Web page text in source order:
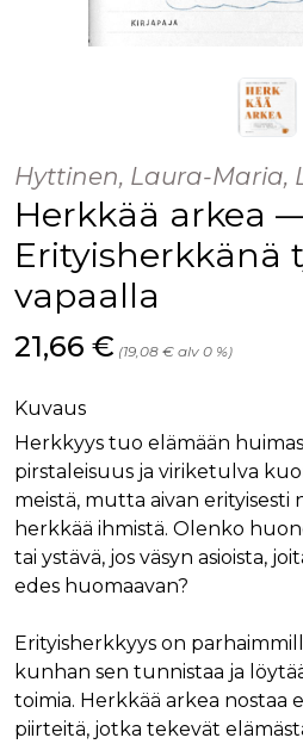
Hyttinen, Laura-Maria,
Herkkää arkea
Erityisherkkänä
vapaalla
Hinta nyt
21,66 € (19,08 € alv 0 %)
Kuvaus
Herkkyys tuo elämään
pirstaleisuus ja viriketulva
meistä, mutta aivan erityisesti
herkkää ihmistä. Olenko
tai ystävä, jos väsyn asioista,
edes huomaavan?
Erityisherkkyys on
kunhan sen tunnistaa ja
toimia. Herkkää arkea nostaa
piirteitä, jotka tekevät